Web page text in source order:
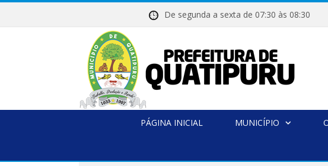
De segunda a sexta de 07:30 às 08:30
PÁGINA INICIAL MUNICÍPIO